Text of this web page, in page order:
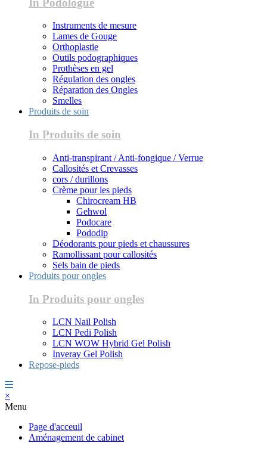
Instruments de mesure
Lames de Gouge
Orthoplastie
Outils podographiques
Prothèses en gel
Régulation des ongles
Réparation des Ongles
Smelles
Produits de soin
In Produits de soin
Anti-transpirant / Anti-fongique / Verrue
Callosités et Crevasses
cors / durillons
Crème pour les pieds
Chirocream HB
Gehwol
Podocare
Pododip
Déodorants pour pieds et chaussures
Ramollissant pour callosités
Sels bain de pieds
Produits pour ongles
In Produits pour ongles
LCN Nail Polish
LCN Pedi Polish
LCN WOW Hybrid Gel Polish
Inveray Gel Polish
Repose-pieds
×
Menu
Page d'acceuil
Aménagement de cabinet